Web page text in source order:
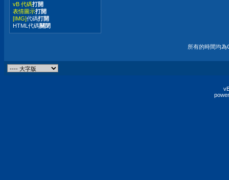
vB 代碼打開
表情圖示打開
[IMG]代碼打開
HTML代碼關閉
所有的時間均為